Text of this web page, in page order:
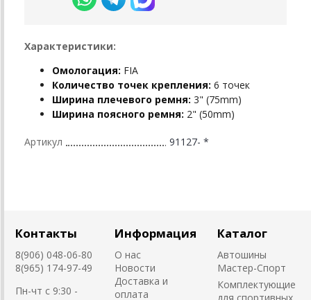
Характеристики:
Омологация: FIA
Количество точек крепления: 6 точек
Ширина плечевого ремня: 3" (75mm)
Ширина поясного ремня: 2" (50mm)
Артикул 91127- *
Контакты
8(906) 048-06-80
8(965) 174-97-49
Пн-чт с 9:30 -
Информация
О нас
Новости
Доставка и
оплата
Каталог
Автошины
Мастер-Спорт
Комплектующие